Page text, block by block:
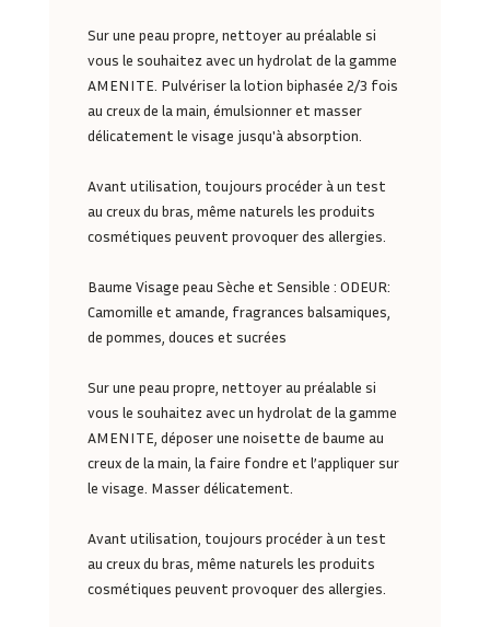
Sur une peau propre, nettoyer au préalable si
vous le souhaitez avec un hydrolat de la gamme
AMENITE. Pulvériser la lotion biphasée 2/3 fois
au creux de la main, émulsionner et masser
délicatement le visage jusqu'à absorption.
Avant utilisation, toujours procéder à un test
au creux du bras, même naturels les produits
cosmétiques peuvent provoquer des allergies.
Baume Visage peau Sèche et Sensible : ODEUR:
Camomille et amande, fragrances balsamiques,
de pommes, douces et sucrées
Sur une peau propre, nettoyer au préalable si
vous le souhaitez avec un hydrolat de la gamme
AMENITE, déposer une noisette de baume au
creux de la main, la faire fondre et l’appliquer sur
le visage. Masser délicatement.
Avant utilisation, toujours procéder à un test
au creux du bras, même naturels les produits
cosmétiques peuvent provoquer des allergies.